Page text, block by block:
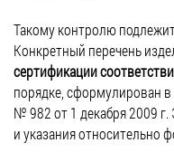
Такому контролю
Конкретный перечень
сертификации
порядке, сформулирован
№ 982 от 1 декабря 2009
и указания относительно